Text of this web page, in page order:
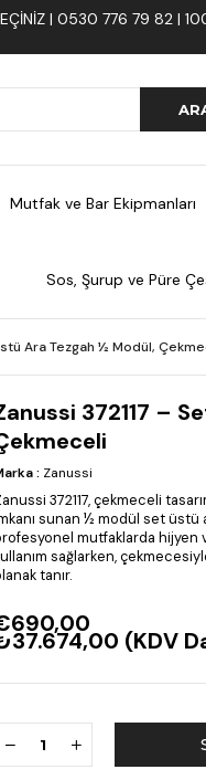
| 0530 776 79 82 |
Mutfak ve Bar Ekipmanları
Sos, Şurup ve Püre
Ara Tezgah ½ Modül,
372117 –
: Zanussi
372117, çekmeceli
sunan ½ modül set üstü
mutfaklarda hijyen
sağlarken,
tanır.
(KDV